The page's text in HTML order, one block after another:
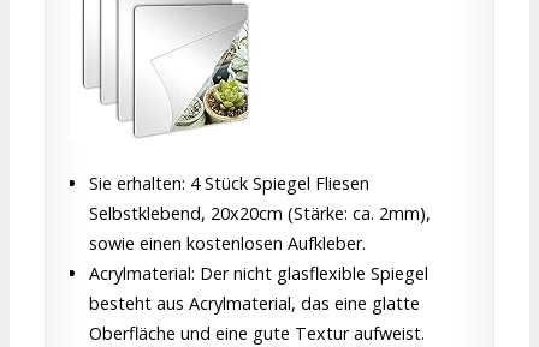
Sie erhalten: 4 Stück Spiegel Fliesen
Selbstklebend, 20x20cm (Stärke: ca. 2mm),
sowie einen kostenlosen Aufkleber.
Acrylmaterial: Der nicht glasflexible Spiegel
besteht aus Acrylmaterial, das eine glatte
Oberfläche und eine gute Textur aufweist.